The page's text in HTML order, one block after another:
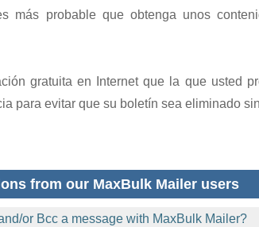
más probable que obtenga unos
gratuita en Internet que la que usted
para evitar que su boletín sea eliminado
from our MaxBulk Mailer users
or Bcc a message with MaxBulk Mailer?